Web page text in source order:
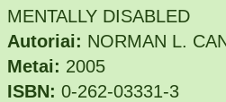
MENTALLY DISABLED
Autoriai: NORMAN L.
Metai: 2005
ISBN: 0-262-03331-3